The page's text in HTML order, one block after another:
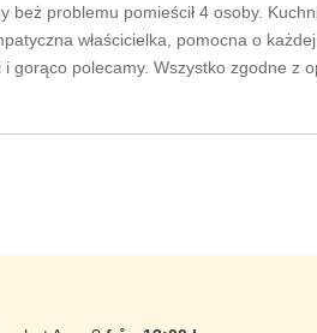
problemu pomieścił 4 osoby.
właścicielka, pomocna o
gorąco polecamy. Wszystko zgodne z